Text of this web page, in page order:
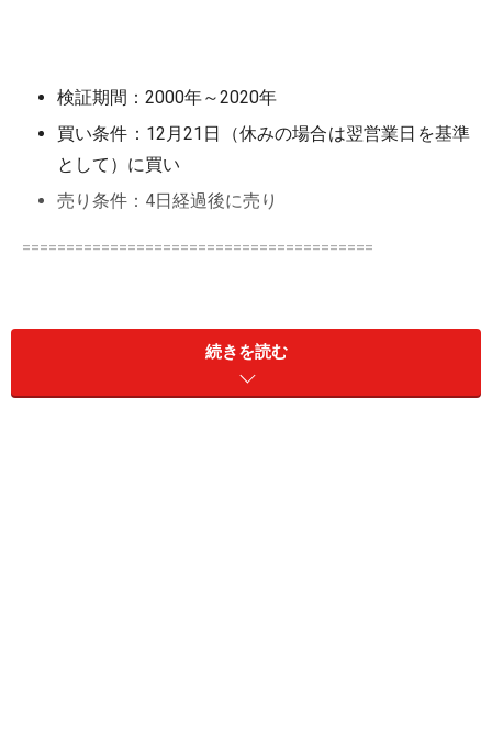
検証期間：2000年～2020年
買い条件：12月21日（休みの場合は翌営業日を基準
として）に買い
売り条件：4日経過後に売り
========================================
で、クリスマス前後に株を買うことが有効かどうか統計
的に調べてみました。検証の結果は以下の通りです。
続きを読む